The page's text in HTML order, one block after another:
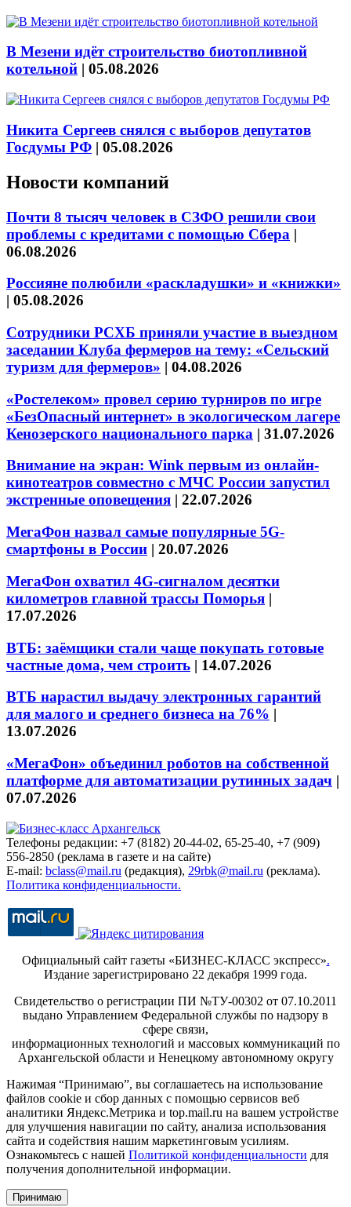
В Мезени идёт строительство биотопливной
котельной | 05.08.2026
Никита Сергеев снялся с выборов депутатов
Госдумы РФ | 05.08.2026
Новости компаний
Почти 8 тысяч человек в СЗФО решили свои
проблемы с кредитами с помощью Сбера |
06.08.2026
Россияне полюбили «раскладушки» и «книжки»
| 05.08.2026
Сотрудники РСХБ приняли участие в выездном
заседании Клуба фермеров на тему: «Сельский
туризм для фермеров» | 04.08.2026
«Ростелеком» провел серию турниров по игре
«БезОпасный интернет» в экологическом лагере
Кенозерского национального парка | 31.07.2026
Внимание на экран: Wink первым из онлайн-
кинотеатров совместно с МЧС России запустил
экстренные оповещения | 22.07.2026
МегаФон назвал самые популярные 5G-
смартфоны в России | 20.07.2026
МегаФон охватил 4G-сигналом десятки
километров главной трассы Поморья |
17.07.2026
ВТБ: заёмщики стали чаще покупать готовые
частные дома, чем строить | 14.07.2026
ВТБ нарастил выдачу электронных гарантий
для малого и среднего бизнеса на 76% |
13.07.2026
«МегаФон» объединил роботов на собственной
платформе для автоматизации рутинных задач |
07.07.2026
Телефоны редакции: +7 (8182) 20-44-02, 65-25-40, +7 (909)
556-2850 (реклама в газете и на сайте)
E-mail: bclass@mail.ru (редакция), 29rbk@mail.ru (реклама).
Политика конфиденциальности.
Официальный сайт газеты «БИЗНЕС-КЛАСС экспресс».
Издание зарегистрировано 22 декабря 1999 года.
Свидетельство о регистрации ПИ №ТУ-00302 от 07.10.2011
выдано Управлением Федеральной службы по надзору в
сфере связи,
информационных технологий и массовых коммуникаций по
Архангельской области и Ненецкому автономному округу
Нажимая “Принимаю”, вы соглашаетесь на использование
файлов cookie и сбор данных с помощью сервисов веб
аналитики Яндекс.Метрика и top.mail.ru на вашем устройстве
для улучшения навигации по сайту, анализа использования
сайта и содействия нашим маркетинговым усилиям.
Ознакомьтесь с нашей Политикой конфиденциальности для
получения дополнительной информации.
Принимаю